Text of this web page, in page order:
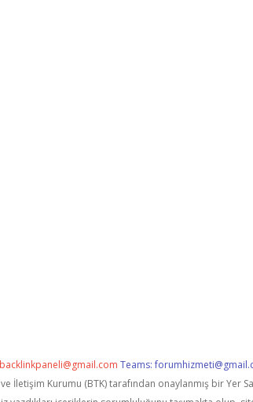
backlinkpaneli@gmail.com Teams:
İletişim Kurumu (BTK) tarafından onaylanmış bir